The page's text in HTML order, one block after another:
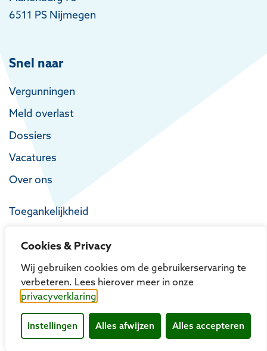
Cookies & Privacy
Wij gebruiken cookies om de gebruikerservaring te
verbeteren. Lees hierover meer in onze
privacyverklaring
Instellingen Alles afwijzen Alles accepteren
6511 PS Nijmegen
Snel naar
Vergunningen
Meld overlast
Dossiers
Vacatures
Over ons
Toegankelijkheid